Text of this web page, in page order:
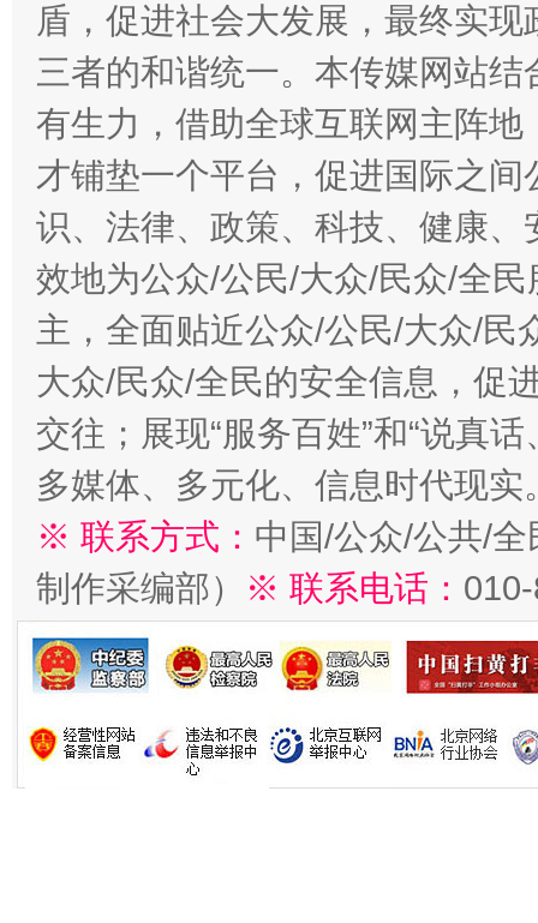
盾，促进社会大发展，最终实
三者的和谐统一。本传媒网站
有生力，借助全球互联网主阵
才铺垫一个平台，促进国际之
识、法律、政策、科技、健康
效地为公众/公民/大众/民众/全
主，全面贴近公众/公民/大众/民
大众/民众/全民的安全信息，促
交往；展现“服务百姓”和“说真
多媒体、多元化、信息时代现实
※ 联系方式： 中国/公众/公共/
制作采编部）
※ 联系电话：